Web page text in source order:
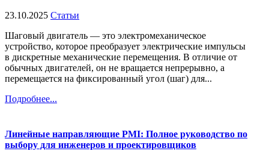
23.10.2025 Статьи
Шаговый двигатель — это электромеханическое
устройство, которое преобразует электрические импульсы
в дискретные механические перемещения. В отличие от
обычных двигателей, он не вращается непрерывно, а
перемещается на фиксированный угол (шаг) для...
Подробнее...
Линейные направляющие PMI: Полное руководство по
выбору для инженеров и проектировщиков